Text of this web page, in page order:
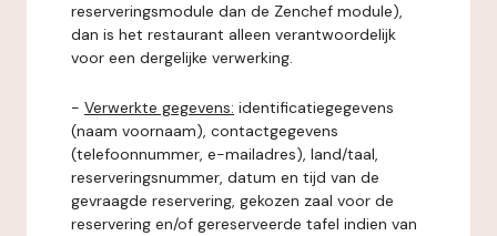
reserveringsmodule dan de Zenchef module),
dan is het restaurant alleen verantwoordelijk
voor een dergelijke verwerking.
- Verwerkte gegevens: identificatiegegevens
(naam voornaam), contactgegevens
(telefoonnummer, e-mailadres), land/taal,
reserveringsnummer, datum en tijd van de
gevraagde reservering, gekozen zaal voor de
reservering en/of gereserveerde tafel indien van